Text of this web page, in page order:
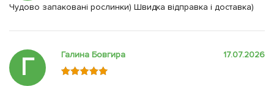
Чудово запаковані рослинки) Швидка відправка і доставка)
Г Галина Бовгира 17.07.2026